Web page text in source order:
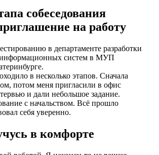
собеседования
на работу
в департаменте разработки
систем в МУП
в несколько этапов. Сначала
потом меня пригласили в офис
и дали небольшое задание.
с начальством. Всё прошло
себя уверенно.
в комфорте